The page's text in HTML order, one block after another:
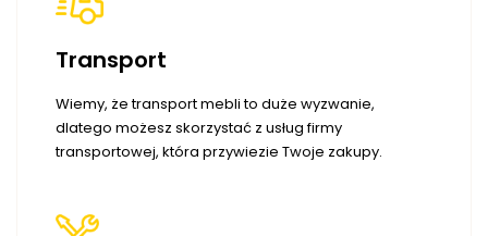
Transport
Wiemy, że transport mebli to duże wyzwanie,
dlatego możesz skorzystać z usług firmy
transportowej, która przywiezie Twoje zakupy.